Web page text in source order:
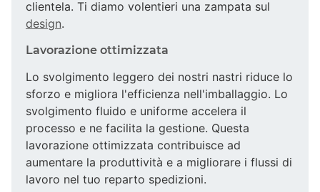
clientela. Ti diamo volentieri una zampata sul
design.
Lavorazione ottimizzata
Lo svolgimento leggero dei nostri nastri riduce lo
sforzo e migliora l'efficienza nell'imballaggio. Lo
svolgimento fluido e uniforme accelera il
processo e ne facilita la gestione. Questa
lavorazione ottimizzata contribuisce ad
aumentare la produttività e a migliorare i flussi di
lavoro nel tuo reparto spedizioni.